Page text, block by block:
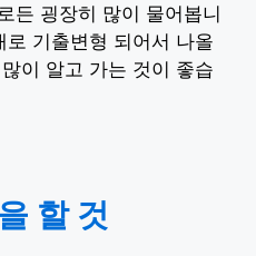
든 굉장히 많이 물어봅니
기출변형 되어서 나올
이 알고 가는 것이 좋습
할 것